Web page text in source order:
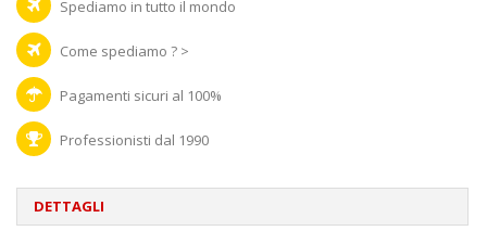
Spediamo in tutto il mondo
Come spediamo ? >
Pagamenti sicuri al 100%
Professionisti dal 1990
DETTAGLI